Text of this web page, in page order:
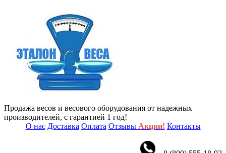
Продажа весов и весового оборудования от надежных
производителей, с гарантией 1 год!
О нас Доставка Оплата Отзывы Акции! Контакты